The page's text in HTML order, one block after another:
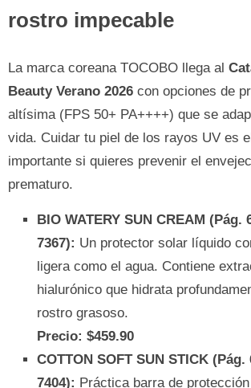
rostro impecable
La marca coreana TOCOBO llega al
Beauty Verano 2026 con opciones de
altísima (FPS 50+ PA++++) que se
vida. Cuidar tu piel de los rayos UV es
importante si quieres prevenir el
prematuro.
BIO WATERY SUN CREAM (Pág.
7367): Un protector solar líquido
ligera como el agua. Contiene
hialurónico que hidrata
rostro grasoso.
Precio: $459.90
COTTON SOFT SUN STICK
7404): Práctica barra de